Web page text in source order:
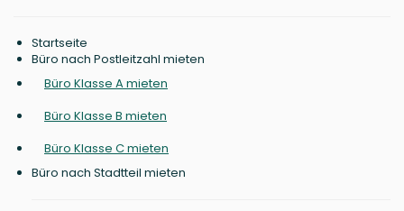
Startseite
Büro nach Postleitzahl mieten
Büro Klasse A mieten
Büro Klasse B mieten
Büro Klasse C mieten
Büro nach Stadtteil mieten